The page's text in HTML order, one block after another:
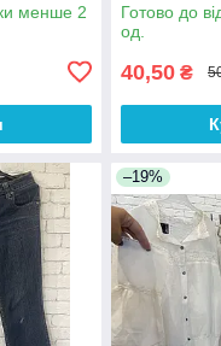
менше 2
Готово до
од.
40,50 ₴
–19%